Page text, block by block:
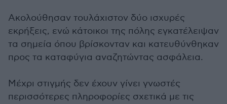
Ακολούθησαν τουλάχιστον δύο ισχυρές
εκρήξεις, ενώ κάτοικοι της πόλης εγκατέλειψαν
τα σημεία όπου βρίσκονταν και κατευθύνθηκαν
προς τα καταφύγια αναζητώντας ασφάλεια.
Μέχρι στιγμής δεν έχουν γίνει γνωστές
περισσότερες πληροφορίες σχετικά με τις